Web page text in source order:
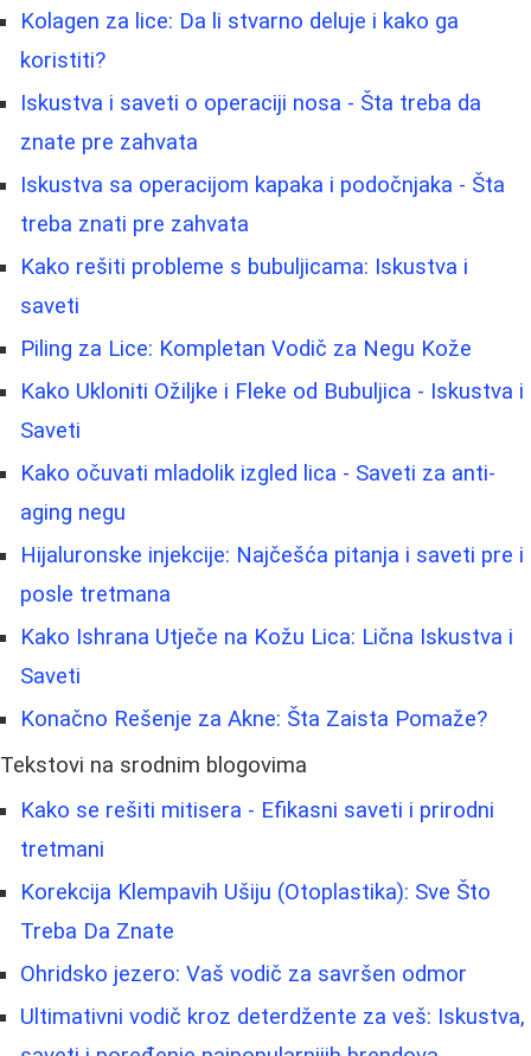
Kolagen za lice: Da li stvarno deluje i kako ga
koristiti?
Iskustva i saveti o operaciji nosa - Šta treba da
znate pre zahvata
Iskustva sa operacijom kapaka i podočnjaka - Šta
treba znati pre zahvata
Kako rešiti probleme s bubuljicama: Iskustva i
saveti
Piling za Lice: Kompletan Vodič za Negu Kože
Kako Ukloniti Ožiljke i Fleke od Bubuljica - Iskustva i
Saveti
Kako očuvati mladolik izgled lica - Saveti za anti-
aging negu
Hijaluronske injekcije: Najčešća pitanja i saveti pre i
posle tretmana
Kako Ishrana Utječe na Kožu Lica: Lična Iskustva i
Saveti
Konačno Rešenje za Akne: Šta Zaista Pomaže?
Tekstovi na srodnim blogovima
Kako se rešiti mitisera - Efikasni saveti i prirodni
tretmani
Korekcija Klempavih Ušiju (Otoplastika): Sve Što
Treba Da Znate
Ohridsko jezero: Vaš vodič za savršen odmor
Ultimativni vodič kroz deterdžente za veš: Iskustva,